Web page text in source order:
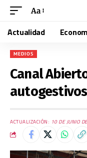
Aa
Actualidad
MEDIOS
Canal
ACTUALIZACIÓN: 10 DE JUNIO